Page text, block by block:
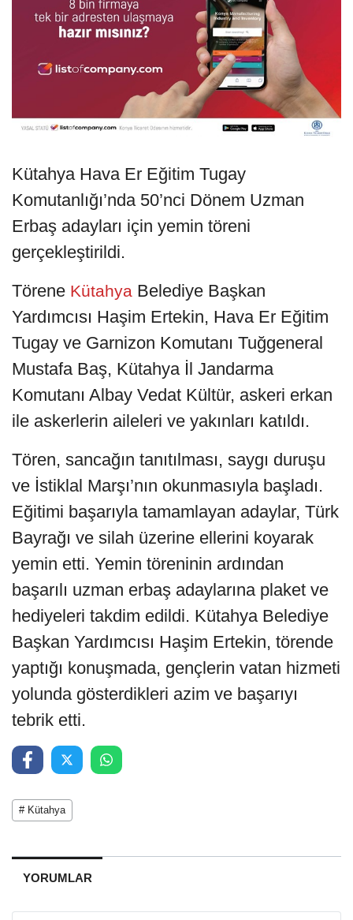
Kütahya Hava Er Eğitim Tugay
Komutanlığı’nda 50’nci Dönem Uzman
Erbaş adayları için yemin töreni
gerçekleştirildi.
Törene Kütahya Belediye Başkan
Yardımcısı Haşim Ertekin, Hava Er Eğitim
Tugay ve Garnizon Komutanı Tuğgeneral
Mustafa Baş, Kütahya İl Jandarma
Komutanı Albay Vedat Kültür, askeri erkan
ile askerlerin aileleri ve yakınları katıldı.
Tören, sancağın tanıtılması, saygı duruşu
ve İstiklal Marşı’nın okunmasıyla başladı.
Eğitimi başarıyla tamamlayan adaylar, Türk
Bayrağı ve silah üzerine ellerini koyarak
yemin etti. Yemin töreninin ardından
başarılı uzman erbaş adaylarına plaket ve
hediyeleri takdim edildi. Kütahya Belediye
Başkan Yardımcısı Haşim Ertekin, törende
yaptığı konuşmada, gençlerin vatan hizmeti
yolunda gösterdikleri azim ve başarıyı
tebrik etti.
# Kütahya
YORUMLAR